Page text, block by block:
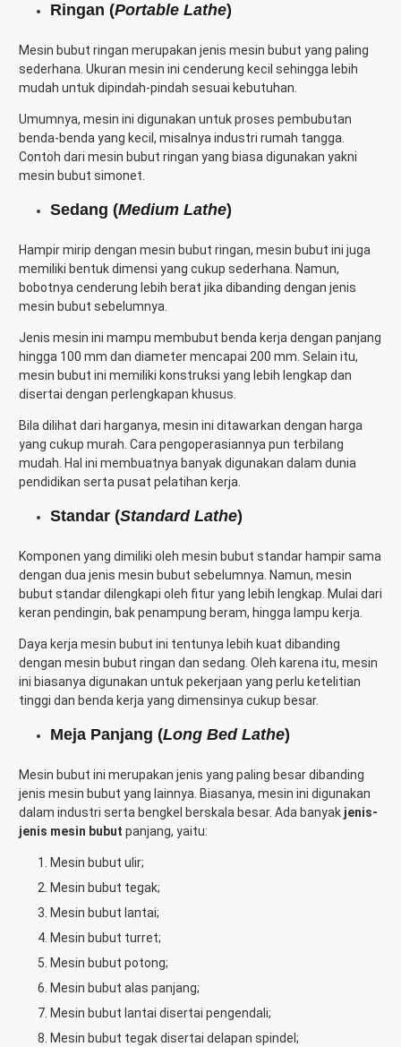
Ringan (Portable Lathe)
Mesin bubut ringan merupakan jenis mesin bubut yang paling
sederhana. Ukuran mesin ini cenderung kecil sehingga lebih
mudah untuk dipindah-pindah sesuai kebutuhan.
Umumnya, mesin ini digunakan untuk proses pembubutan
benda-benda yang kecil, misalnya industri rumah tangga.
Contoh dari mesin bubut ringan yang biasa digunakan yakni
mesin bubut simonet.
Sedang (Medium Lathe)
Hampir mirip dengan mesin bubut ringan, mesin bubut ini juga
memiliki bentuk dimensi yang cukup sederhana. Namun,
bobotnya cenderung lebih berat jika dibanding dengan jenis
mesin bubut sebelumnya.
Jenis mesin ini mampu membubut benda kerja dengan panjang
hingga 100 mm dan diameter mencapai 200 mm. Selain itu,
mesin bubut ini memiliki konstruksi yang lebih lengkap dan
disertai dengan perlengkapan khusus.
Bila dilihat dari harganya, mesin ini ditawarkan dengan harga
yang cukup murah. Cara pengoperasiannya pun terbilang
mudah. Hal ini membuatnya banyak digunakan dalam dunia
pendidikan serta pusat pelatihan kerja.
Standar (Standard Lathe)
Komponen yang dimiliki oleh mesin bubut standar hampir sama
dengan dua jenis mesin bubut sebelumnya. Namun, mesin
bubut standar dilengkapi oleh fitur yang lebih lengkap. Mulai dari
keran pendingin, bak penampung beram, hingga lampu kerja.
Daya kerja mesin bubut ini tentunya lebih kuat dibanding
dengan mesin bubut ringan dan sedang. Oleh karena itu, mesin
ini biasanya digunakan untuk pekerjaan yang perlu ketelitian
tinggi dan benda kerja yang dimensinya cukup besar.
Meja Panjang (Long Bed Lathe)
Mesin bubut ini merupakan jenis yang paling besar dibanding
jenis mesin bubut yang lainnya. Biasanya, mesin ini digunakan
dalam industri serta bengkel berskala besar. Ada banyak jenis-
jenis mesin bubut panjang, yaitu:
Mesin bubut ulir;
Mesin bubut tegak;
Mesin bubut lantai;
Mesin bubut turret;
Mesin bubut potong;
Mesin bubut alas panjang;
Mesin bubut lantai disertai pengendali;
Mesin bubut tegak disertai delapan spindel;